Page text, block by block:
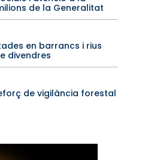
de la Generalitat
en barrancs i rius
divendres
de vigilància forestal